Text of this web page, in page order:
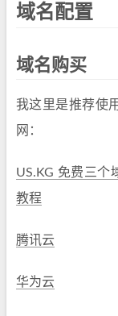
域名配置
域名购买
我这里是推荐使
网：
US.KG 免费三个
教程
腾讯云
华为云